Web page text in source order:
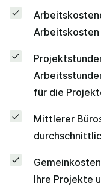
Arbeitskosten
für die
Mittlerer
Ihre Projekte